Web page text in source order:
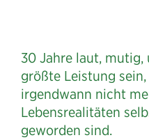
30 Jahre laut, mutig,
größte Leistung
irgendwann nicht
Lebensrealitäten
geworden sind.